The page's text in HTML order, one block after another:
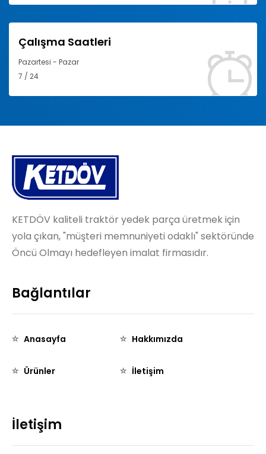
Çalışma Saatleri
Pazartesi - Pazar
7 / 24
KETDÖV kaliteli traktör yedek parça üretmek için
yola çıkan, "müşteri memnuniyeti odaklı" sektöründe
Öncü Olmayı hedefleyen imalat firmasıdır.
Bağlantılar
Anasayfa Hakkımızda
Ürünler İletişim
İletişim